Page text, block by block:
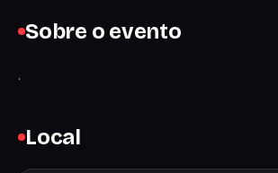
Sobre o evento
.
Local